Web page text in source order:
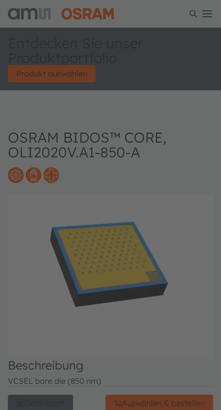
Produkt auswählen
OSRAM BIDOS™ CORE,
OLI2020V.A1-850-A
Beschreibung
VCSEL bare die (850 nm)
Auswählen & bestellen